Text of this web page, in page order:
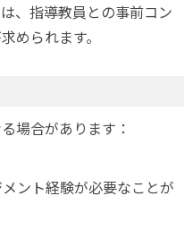
、指導教員との事前コン
められます。
場合があります：
ント経験が必要なことが